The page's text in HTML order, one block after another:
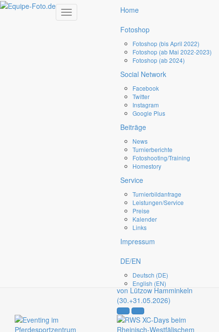
Toggle
navigation
Home
Fotoshop
Fotoshop (bis April 2022)
Fotoshop (ab Mai 2022-2023)
Fotoshop (ab 2024)
Social Network
Facebook
Twitter
Instagram
Google Plus
Beiträge
News
Turnierberichte
Fotoshooting/Training
Homestory
Service
Turnierbildanfrage
Leistungen/Service
Preise
Kalender
Links
Impressum
DE/EN
Deutsch (DE)
English (EN)
Suchen Suchen ...
Langenfeld
Late Entry Geländepferdetag
Langenfeld (20.03.2023)
Das erste Turnier in 2023 begann wie schon im letzten Jahr in Langenfeld.
Alle Fotos vom Turnier in Langenfeld sind online!!!!Hier gehts zu den
Berichte
lesen sie etwas über die von uns
Geländetage beim ZRuFV
von Lützow Hamminkeln
(30.+31.05.2026)